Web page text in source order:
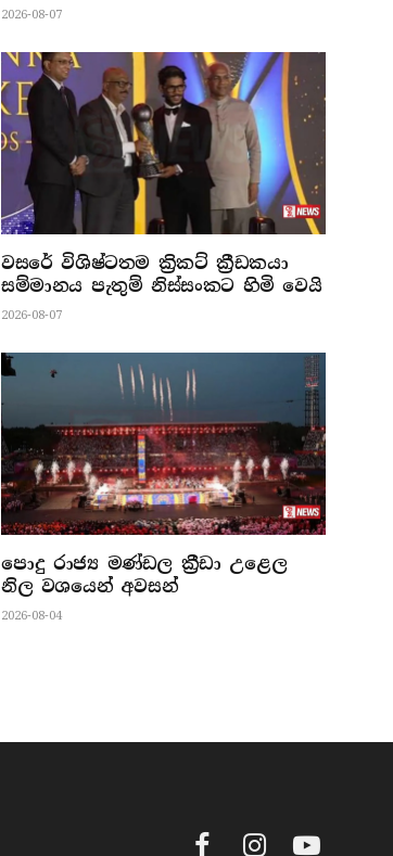
2026-08-07
වසරේ විශිෂ්ටතම ක්‍රිකට් ක්‍රීඩකයා
සම්මානය පැතුම් නිස්සංකට හිමි වෙයි
2026-08-07
පොදු රාජ්‍ය මණ්ඩල ක්‍රීඩා උළෙල
නිල වශයෙන් අවසන්
2026-08-04